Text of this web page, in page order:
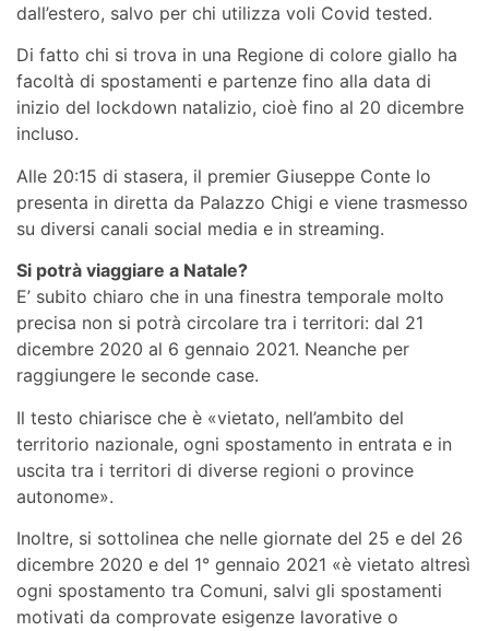
dall’estero, salvo per chi utilizza voli Covid tested.
Di fatto chi si trova in una Regione di colore giallo ha
facoltà di spostamenti e partenze fino alla data di
inizio del lockdown natalizio, cioè fino al 20 dicembre
incluso.
Alle 20:15 di stasera, il premier Giuseppe Conte lo
presenta in diretta da Palazzo Chigi e viene trasmesso
su diversi canali social media e in streaming.
Si potrà viaggiare a Natale?
E’ subito chiaro che in una finestra temporale molto
precisa non si potrà circolare tra i territori: dal 21
dicembre 2020 al 6 gennaio 2021. Neanche per
raggiungere le seconde case.
Il testo chiarisce che è «vietato, nell’ambito del
territorio nazionale, ogni spostamento in entrata e in
uscita tra i territori di diverse regioni o province
autonome».
Inoltre, si sottolinea che nelle giornate del 25 e del 26
dicembre 2020 e del 1° gennaio 2021 «è vietato altresì
ogni spostamento tra Comuni, salvi gli spostamenti
motivati da comprovate esigenze lavorative o